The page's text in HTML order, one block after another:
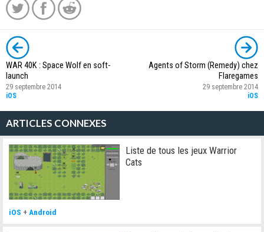
WAR 40K : Space Wolf en soft-
launch
29 septembre 2014
iOS
Agents of Storm (Remedy) chez
Flaregames
29 septembre 2014
iOS
ARTICLES CONNEXES
Liste de tous les jeux Warrior
Cats
iOS +Android